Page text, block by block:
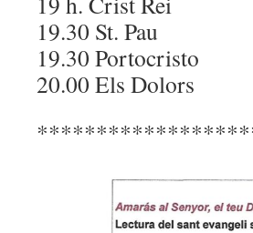
19.30 St. Pau
19.30 Portocristo
20.00 Els Dolors